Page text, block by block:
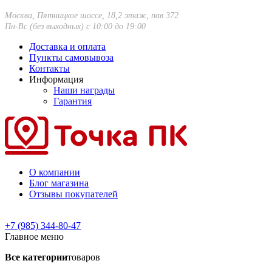
Москва, Пятницкое шоссе, 18,2 этаж, пав 372
Пн-Вс (без выходных) с 10:00 до 19:00
Доставка и оплата
Пункты самовывоза
Контакты
Информация
Наши награды
Гарантия
О компании
Блог магазина
Отзывы покупателей
+7 (985) 344-80-47
Главное меню
Все категориитоваров